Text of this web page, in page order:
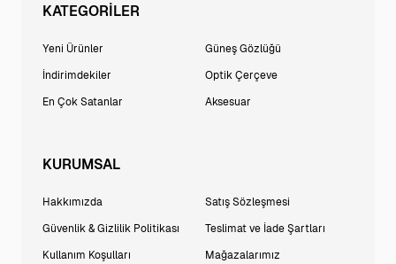
KATEGORİLER
Yeni Ürünler
İndirimdekiler
En Çok Satanlar
Güneş Gözlüğü
Optik Çerçeve
Aksesuar
KURUMSAL
Hakkımızda
Güvenlik & Gizlilik Politikası
Kullanım Koşulları
Satış Sözleşmesi
Teslimat ve İade Şartları
Mağazalarımız